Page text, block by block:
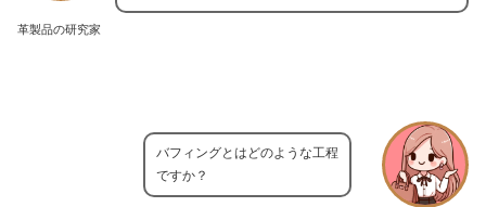
革製品の研究家
バフィングとはどのような工程
ですか？